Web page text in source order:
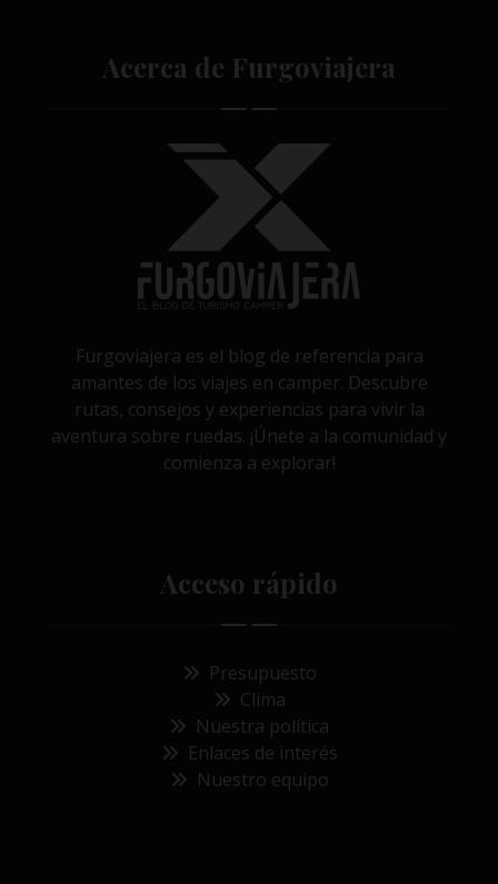
Acerca de Furgoviajera
Furgoviajera es el blog de referencia para
amantes de los viajes en camper. Descubre
rutas, consejos y experiencias para vivir la
aventura sobre ruedas. ¡Únete a la comunidad y
comienza a explorar!
Acceso rápido
Presupuesto
Clima
Nuestra política
Enlaces de interés
Nuestro equipo